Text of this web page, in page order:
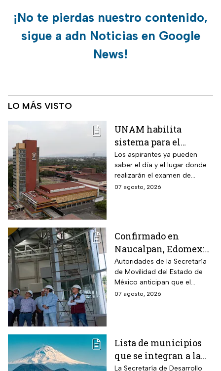
¡No te pierdas nuestro contenido,
sigue a adn Noticias en Google
News!
LO MÁS VISTO
UNAM habilita
sistema para el
examen de control: así
puedes consultar
fecha, hora y sede
Los aspirantes ya pueden
saber el día y el lugar donde
realizarán el examen de
control de forma presencial
07 agosto, 2026
Confirmado en
Naucalpan, Edomex:
la Línea 3 del
Mexicable llega al
71,4% de avance y
anuncian cuándo
Autoridades de la Secretaría
de Movilidad del Estado de
México anticipan que el
transporte teleférico reducirá
07 agosto, 2026
Lista de municipios
que se integran a la
Zona Metropolitana
La Secretaría de Desarrollo